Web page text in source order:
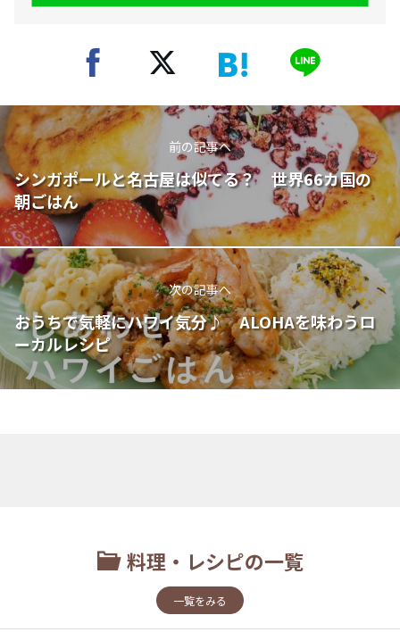
前の記事へ
シンガポールと名古屋は似てる？ 世界66カ国の
朝ごはん
次の記事へ
おうちで気軽にハワイ気分♪ ALOHAを味わうロ
ーカルレシピ
料理・レシピの一覧
一覧をみる